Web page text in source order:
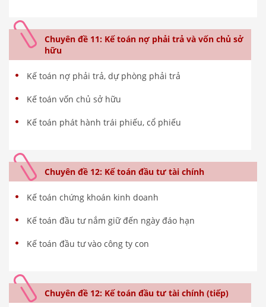
Chuyên đề 11: Kế toán nợ phải trả và vốn chủ sở
hữu
Kế toán nợ phải trả, dự phòng phải trả
Kế toán vốn chủ sở hữu
Kế toán phát hành trái phiếu, cổ phiếu
Chuyên đề 12: Kế toán đầu tư tài chính
Kế toán chứng khoán kinh doanh
Kế toán đầu tư nắm giữ đến ngày đáo hạn
Kế toán đầu tư vào công ty con
Chuyên đề 12: Kế toán đầu tư tài chính (tiếp)